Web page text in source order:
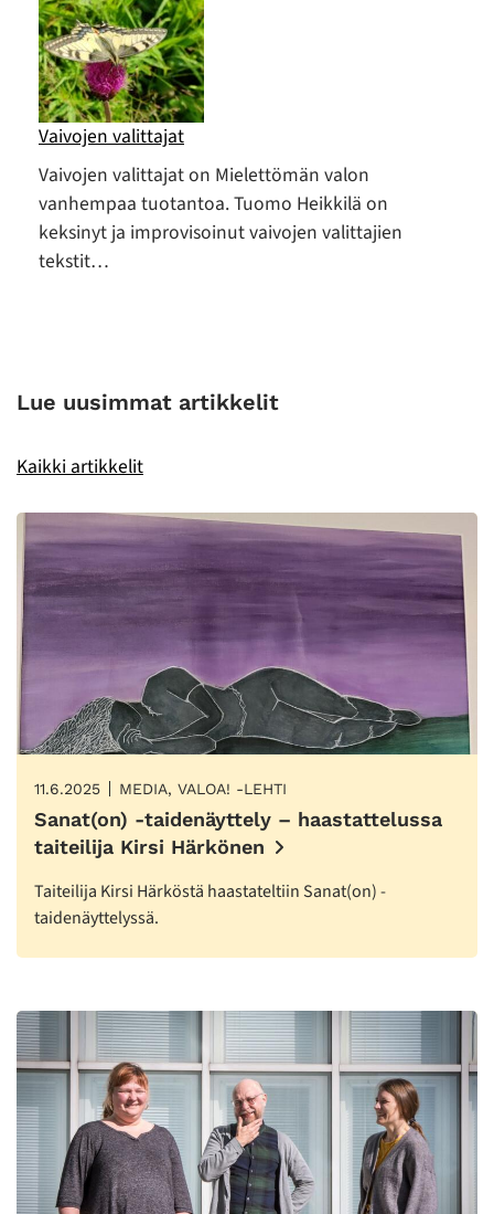
Vaivojen valittajat
Vaivojen valittajat on Mielettömän valon
vanhempaa tuotantoa. Tuomo Heikkilä on
keksinyt ja improvisoinut vaivojen valittajien
tekstit…
Lue uusimmat artikkelit
Kaikki artikkelit
11.6.2025 MEDIA, VALOA! -LEHTI
Sanat(on) -taidenäyttely – haastattelussa
taiteilija Kirsi Härkönen
Taiteilija Kirsi Härköstä haastateltiin Sanat(on) -
taidenäyttelyssä.